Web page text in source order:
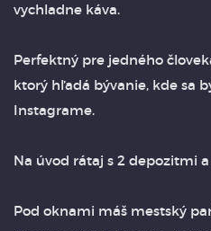
vychladne káva.
Perfektný pre jedného
ktorý hľadá bývanie, kde sa
Instagrame.
Na úvod rátaj s 2 depozitmi
Pod oknami máš mestský